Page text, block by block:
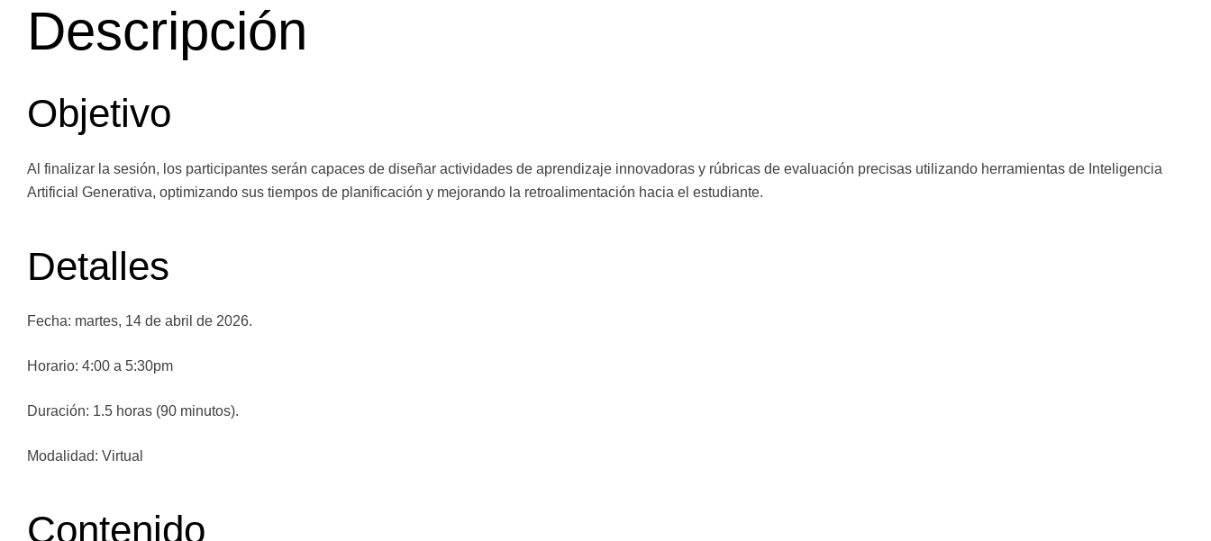
Descripción
Objetivo
Al finalizar la sesión, los participantes serán capaces de diseñar actividades de aprendizaje innovadoras y rúbricas de evaluación precisas utilizando herramientas de Inteligencia
Artificial Generativa, optimizando sus tiempos de planificación y mejorando la retroalimentación hacia el estudiante.
Detalles
Fecha: martes, 14 de abril de 2026.
Horario: 4:00 a 5:30pm
Duración: 1.5 horas (90 minutos).
Modalidad: Virtual
Contenido